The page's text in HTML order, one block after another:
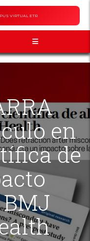
VIRTUAL ETR
en
de